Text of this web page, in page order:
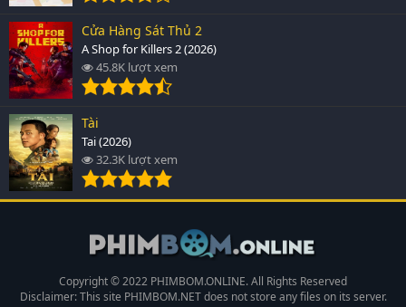
Cửa Hàng Sát Thủ 2
A Shop for Killers 2 (2026)
45.8K lượt xem
Tài
Tai (2026)
32.3K lượt xem
Copyright © 2022 PHIMBOM.ONLINE. All Rights Reserved
Disclaimer: This site PHIMBOM.NETdoes not store any files on its server.